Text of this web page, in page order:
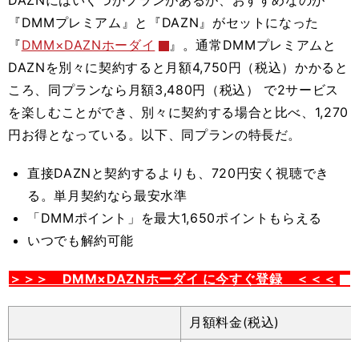
『DMMプレミアム』と『DAZN』がセットになった
『DMM×DAZNホーダイ
』。通常DMMプレミアムと
DAZNを別々に契約すると月額4,750円（税込）かかると
ころ、同プランなら月額3,480円（税込） で2サービス
を楽しむことができ、別々に契約する場合と比べ、 1,270
円お得となってい る。以下、同プランの特長だ。
直接DAZNと契約するよりも、720円安く視聴でき
る。単月契約なら最安水準
「DMMポイント」を最大1,650ポイントもらえる
いつでも解約可能
＞＞＞ DMM×DAZNホーダイ に今すぐ登録 ＜＜＜
月額料金(税込)